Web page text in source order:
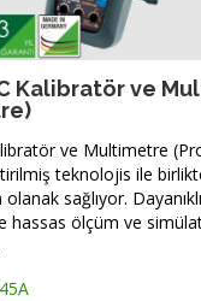
Kalibratör ve
ve Multimetre
teknolojis ile
sağlıyor. Dayanıklı
hassas ölçüm ve